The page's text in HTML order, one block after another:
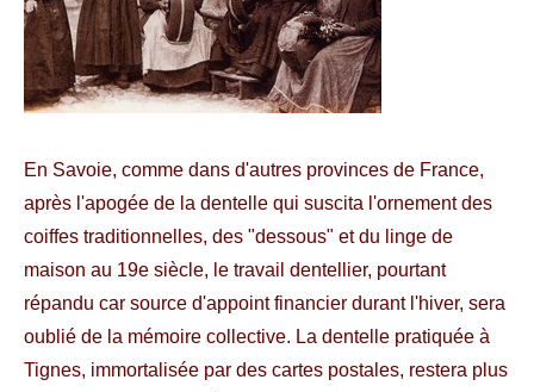
En Savoie, comme dans d'autres provinces de France,
après l'apogée de la dentelle qui suscita l'ornement des
coiffes traditionnelles, des "dessous" et du linge de
maison au 19e siècle, le travail dentellier, pourtant
répandu car source d'appoint financier durant l'hiver, sera
oublié de la mémoire collective. La dentelle pratiquée à
Tignes, immortalisée par des cartes postales, restera plus